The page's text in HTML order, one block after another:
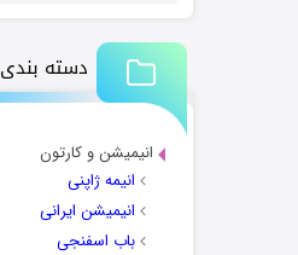
دسته بندی
انیمیشن و کارتون
انیمه ژاپنی
انیمیشن ایرانی
باب اسفنجی